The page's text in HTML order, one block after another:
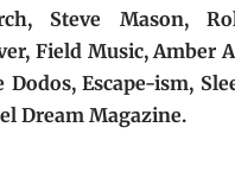
Steve Mason,
Field Music, Amber
Dodos, Escape-ism,
Dream Magazine.